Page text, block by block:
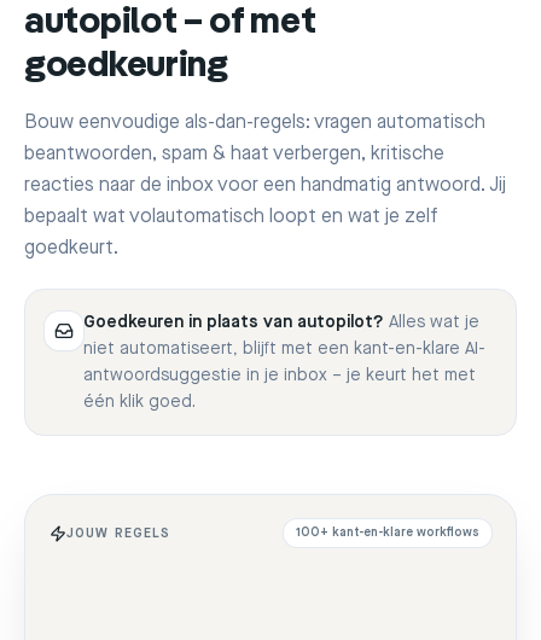
autopilot – of met
goedkeuring
Bouw eenvoudige als-dan-regels: vragen automatisch
beantwoorden, spam & haat verbergen, kritische
reacties naar de inbox voor een handmatig antwoord. Jij
bepaalt wat volautomatisch loopt en wat je zelf
goedkeurt.
Goedkeuren in plaats van autopilot? Alles wat je
niet automatiseert, blijft met een kant-en-klare AI-
antwoordsuggestie in je inbox – je keurt het met
één klik goed.
JOUW REGELS 100+ kant-en-klare workflows